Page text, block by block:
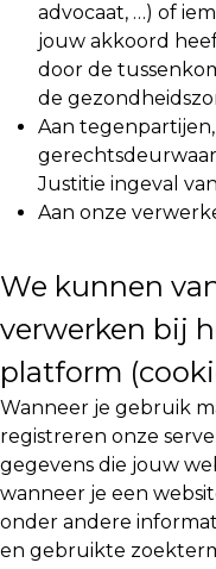
advocaat, …) of
jouw akkoord
door de
de
Aan
Justitie ingeval
Aan onze
We kunnen
verwerken bij
platform
Wanneer je gebruik
registreren onze
gegevens die jouw
wanneer je een
onder andere
en gebruikte